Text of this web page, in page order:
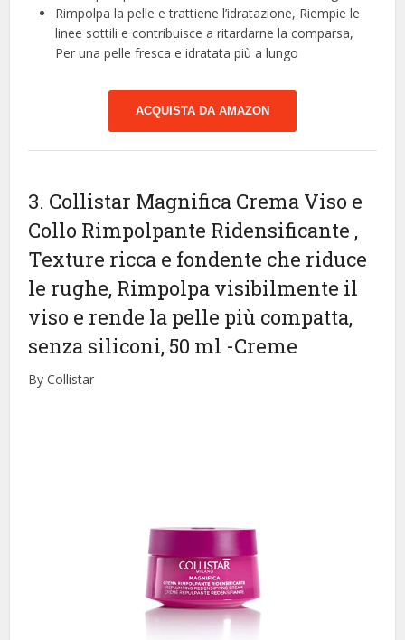
Rimpolpa la pelle e trattiene l’idratazione, Riempie le
linee sottili e contribuisce a ritardarne la comparsa,
Per una pelle fresca e idratata più a lungo
ACQUISTA DA AMAZON
3. Collistar Magnifica Crema Viso e
Collo Rimpolpante Ridensificante ,
Texture ricca e fondente che riduce
le rughe, Rimpolpa visibilmente il
viso e rende la pelle più compatta,
senza siliconi, 50 ml -Creme
By Collistar